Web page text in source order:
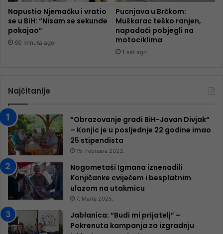
Napustio Njemačku i vratio
se u BiH: “Nisam se sekunde
pokajao”
60 minuta ago
Pucnjava u Brčkom:
Muškarac teško ranjen,
napadači pobjegli na
motociklima
1 sat ago
Najčitanije
“Obrazovanje gradi BiH-Jovan Divjak“
– Konjic je u posljednje 22 godine imao
25 ​​stipendista
15. Februara 2023.
Nogometaši Igmana iznenadili
Konjičanke cvijećem i besplatnim
ulazom na utakmicu
7. Marta 2025.
Jablanica: “Budi mi prijatelj” –
Pokrenuta kampanja za izgradnju